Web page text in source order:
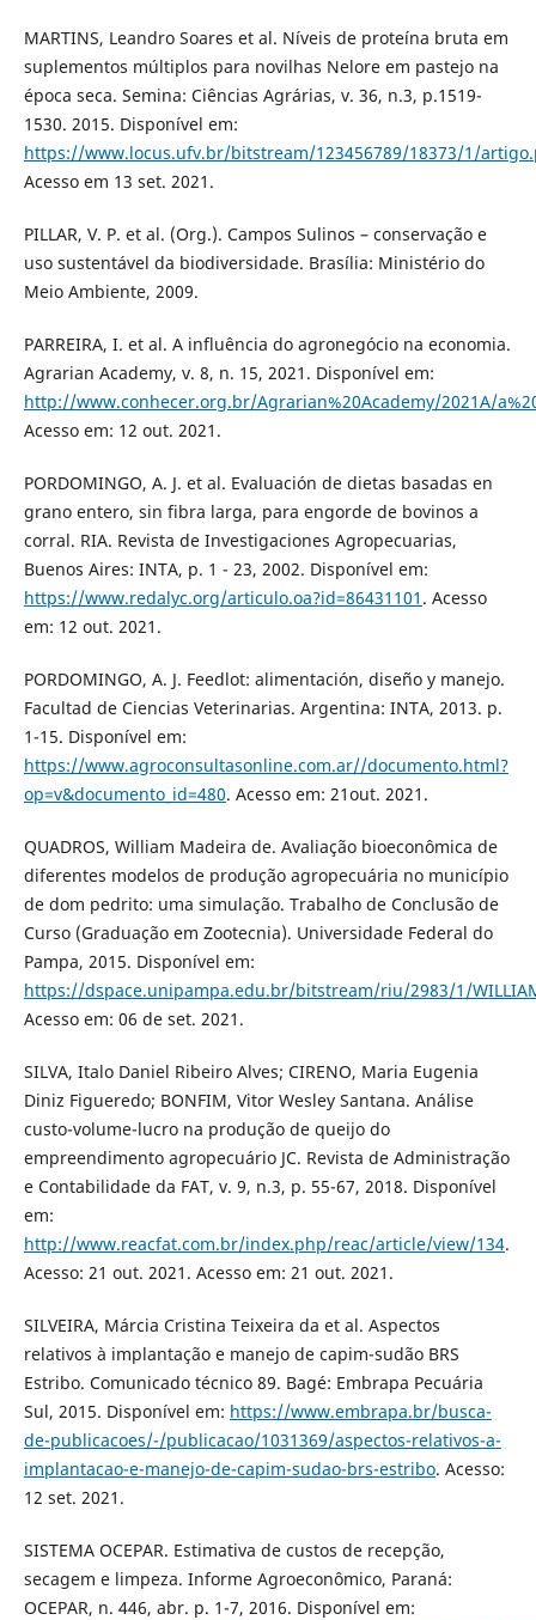
MARTINS, Leandro Soares et al. Níveis de proteína bruta em
suplementos múltiplos para novilhas Nelore em pastejo na
época seca. Semina: Ciências Agrárias, v. 36, n.3, p.1519-
1530. 2015. Disponível em:
https://www.locus.ufv.br/bitstream/123456789/18373/1/
Acesso em 13 set. 2021.
PILLAR, V. P. et al. (Org.). Campos Sulinos – conservação e
uso sustentável da biodiversidade. Brasília: Ministério do
Meio Ambiente, 2009.
PARREIRA, I. et al. A influência do agronegócio na economia.
Agrarian Academy, v. 8, n. 15, 2021. Disponível em:
http://www.conhecer.org.br/Agrarian%20Academy/2021A/
Acesso em: 12 out. 2021.
PORDOMINGO, A. J. et al. Evaluación de dietas basadas en
grano entero, sin fibra larga, para engorde de bovinos a
corral. RIA. Revista de Investigaciones Agropecuarias,
Buenos Aires: INTA, p. 1 - 23, 2002. Disponível em:
https://www.redalyc.org/articulo.oa?id=86431101 . Acesso
em: 12 out. 2021.
PORDOMINGO, A. J. Feedlot: alimentación, diseño y manejo.
Facultad de Ciencias Veterinarias. Argentina: INTA, 2013. p.
1-15. Disponível em:
https://www.agroconsultasonline.com.ar//documento.html?
op=v&documento_id=480. Acesso em: 21out. 2021.
QUADROS, William Madeira de. Avaliação bioeconômica de
diferentes modelos de produção agropecuária no município
de dom pedrito: uma simulação. Trabalho de Conclusão de
Curso (Graduação em Zootecnia). Universidade Federal do
Pampa, 2015. Disponível em:
https://dspace.unipampa.edu.br/bitstream/riu/2983/1/
Acesso em: 06 de set. 2021.
SILVA, Italo Daniel Ribeiro Alves; CIRENO, Maria Eugenia
Diniz Figueredo; BONFIM, Vitor Wesley Santana. Análise
custo-volume-lucro na produção de queijo do
empreendimento agropecuário JC. Revista de Administração
e Contabilidade da FAT, v. 9, n.3, p. 55-67, 2018. Disponível
em:
http://www.reacfat.com.br/index.php/reac/article/view/134.
Acesso: 21 out. 2021. Acesso em: 21 out. 2021.
SILVEIRA, Márcia Cristina Teixeira da et al. Aspectos
relativos à implantação e manejo de capim-sudão BRS
Estribo. Comunicado técnico 89. Bagé: Embrapa Pecuária
Sul, 2015. Disponível em: https://www.embrapa.br/busca-
de-publicacoes/-/publicacao/1031369/aspectos-relativos-a-
implantacao-e-manejo-de-capim-sudao-brs-estribo. Acesso:
12 set. 2021.
SISTEMA OCEPAR. Estimativa de custos de recepção,
secagem e limpeza. Informe Agroeconômico, Paraná:
OCEPAR, n. 446, abr. p. 1-7, 2016. Disponível em: